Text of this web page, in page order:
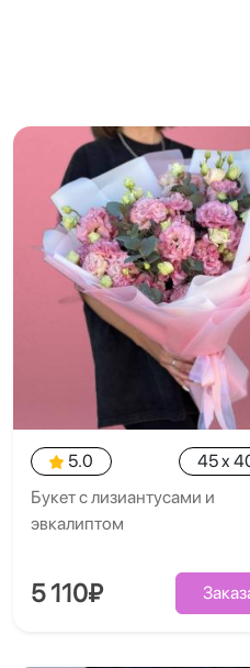
5.0
45 x
Букет с лизиантусами и
эвкалиптом
5 110₽